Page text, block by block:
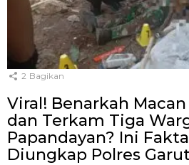
2 Bagikan
Viral! Benarkah
dan Terkam Tiga
Papandayan? Ini
Diungkap Polres Garut